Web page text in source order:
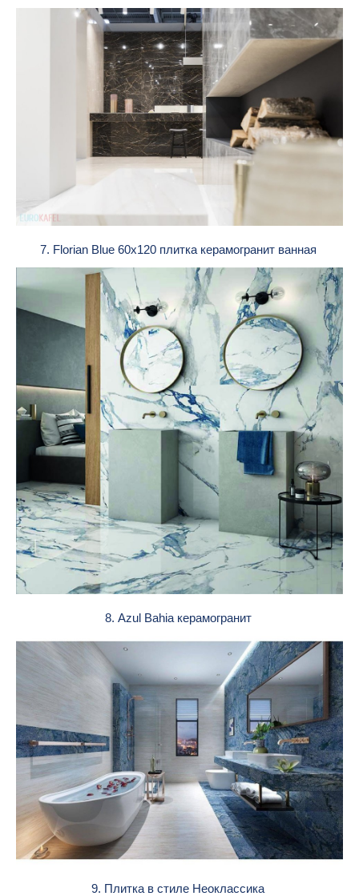
7. Florian Blue 60x120 плитка керамогранит ванная
8. Azul Bahia керамогранит
9. Плитка в стиле Неоклассика